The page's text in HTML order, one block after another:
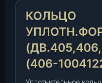
н
ф
о
КОЛЬЦО
(406-